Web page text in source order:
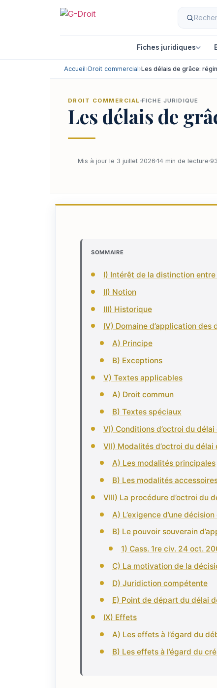
Fiches juridiques
Accueil›Droit commercial›Les délais de grâce:
DROIT COMMERCIAL FICHE JURIDIQUE
Les délais de
Mis à jour le 3 juillet 2026 14 min de lecture
SOMMAIRE
I) Intérêt de la distinction
II) Notion
III) Historique
IV) Domaine d’application des
A) Principe
B) Exceptions
V) Textes applicables
A) Droit commun
B) Textes spéciaux
VI) Conditions d’octroi du
VII) Modalités d’octroi du délai
A) Les modalités principales
B) Les modalités
VIII) La procédure d’octroi du
A) L’exigence d’une
B) Le pouvoir souverain
1) Cass. 1re civ. 24 oct.
C) La motivation de la
D) Juridiction compétente
E) Point de départ du délai
IX) Effets
A) Les effets à l’égard du
B) Les effets à l’égard du